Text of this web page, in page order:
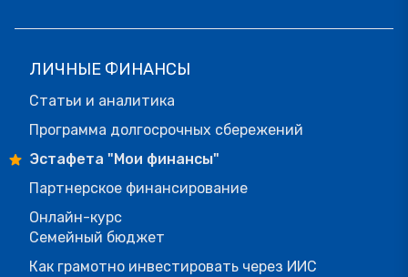
ЛИЧНЫЕ ФИНАНСЫ
Статьи и аналитика
Программа долгосрочных сбережений
Эстафета "Мои финансы"
Партнерское финансирование
Онлайн-курс
Семейный бюджет
Как грамотно инвестировать через ИИС